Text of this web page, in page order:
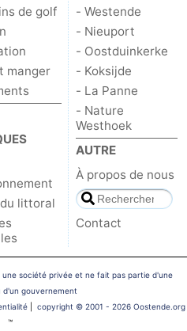
de golf
manger
littoral
- Westende
- Nieuport
- Oostduinkerke
- Koksijde
- La Panne
- Nature
Westhoek
AUTRE
À propos de nous
Contact
société privée et ne fait pas partie d'une
d'un gouvernement
| copyright © 2001 - 2026 Oostende.org
™